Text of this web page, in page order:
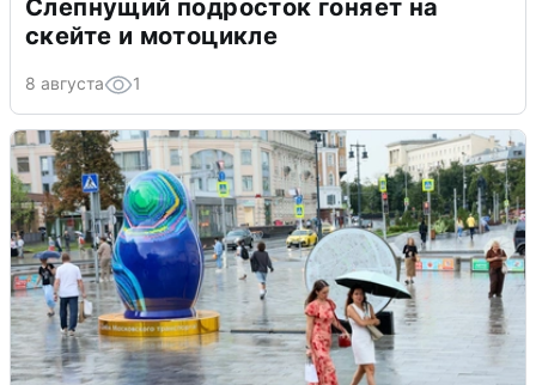
Слепнущий подросток гоняет на
скейте и мотоцикле
8 августа 1